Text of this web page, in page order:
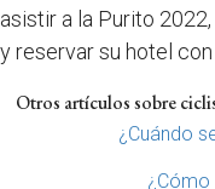
asistir a la Purito
y reservar su hotel con
Otros artículos sobre
¿Cuándo
¿Cómo